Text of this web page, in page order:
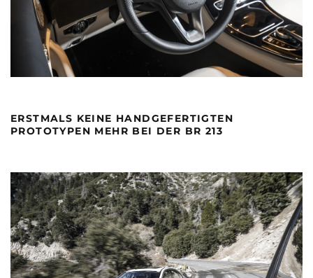
ERSTMALS KEINE HANDGEFERTIGTEN
PROTOTYPEN MEHR BEI DER BR 213